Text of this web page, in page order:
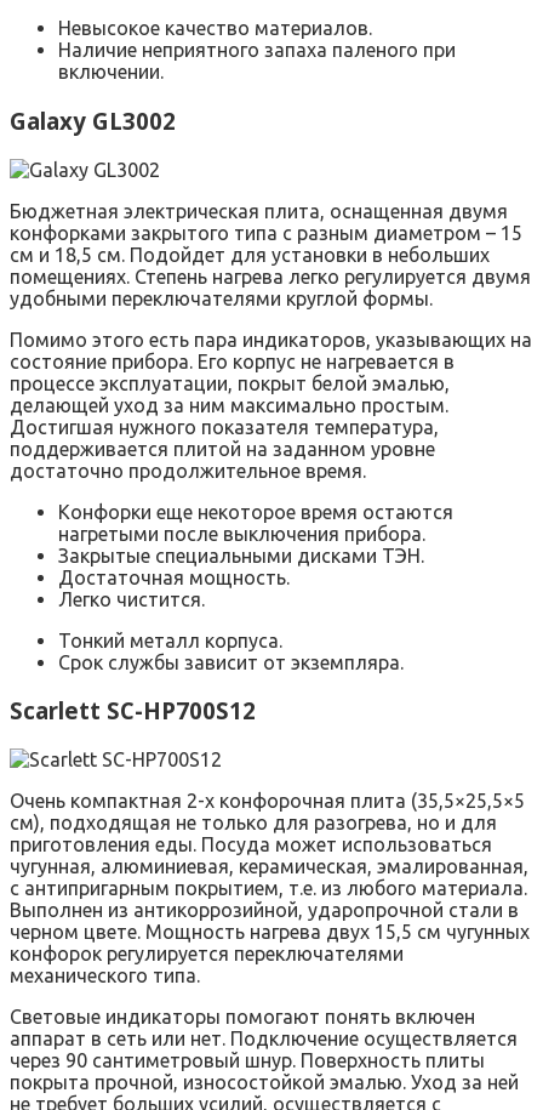
Невысокое качество материалов.
Наличие неприятного запаха паленого при
включении.
Galaxy GL3002
Бюджетная электрическая плита, оснащенная двумя
конфорками закрытого типа с разным диаметром – 15
см и 18,5 см. Подойдет для установки в небольших
помещениях. Степень нагрева легко регулируется двумя
удобными переключателями круглой формы.
Помимо этого есть пара индикаторов, указывающих на
состояние прибора. Его корпус не нагревается в
процессе эксплуатации, покрыт белой эмалью,
делающей уход за ним максимально простым.
Достигшая нужного показателя температура,
поддерживается плитой на заданном уровне
достаточно продолжительное время.
Конфорки еще некоторое время остаются
нагретыми после выключения прибора.
Закрытые специальными дисками ТЭН.
Достаточная мощность.
Легко чистится.
Тонкий металл корпуса.
Срок службы зависит от экземпляра.
Scarlett SC-HP700S12
Очень компактная 2-х конфорочная плита (35,5×25,5×5
см), подходящая не только для разогрева, но и для
приготовления еды. Посуда может использоваться
чугунная, алюминиевая, керамическая, эмалированная,
с антипригарным покрытием, т.е. из любого материала.
Выполнен из антикоррозийной, ударопрочной стали в
черном цвете. Мощность нагрева двух 15,5 см чугунных
конфорок регулируется переключателями
механического типа.
Световые индикаторы помогают понять включен
аппарат в сеть или нет. Подключение осуществляется
через 90 сантиметровый шнур. Поверхность плиты
покрыта прочной, износостойкой эмалью. Уход за ней
не требует больших усилий, осуществляется с